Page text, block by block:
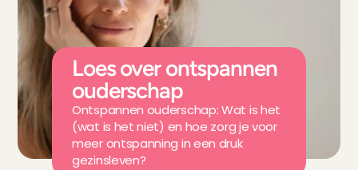
Loes over ontspannen
ouderschap
Ontspannen ouderschap: Wat is het
(wat is het niet) en hoe zorg je voor
meer ontspanning in een druk
gezinsleven?